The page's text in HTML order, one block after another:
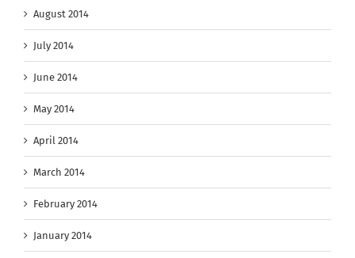
August 2014
July 2014
June 2014
May 2014
April 2014
March 2014
February 2014
January 2014